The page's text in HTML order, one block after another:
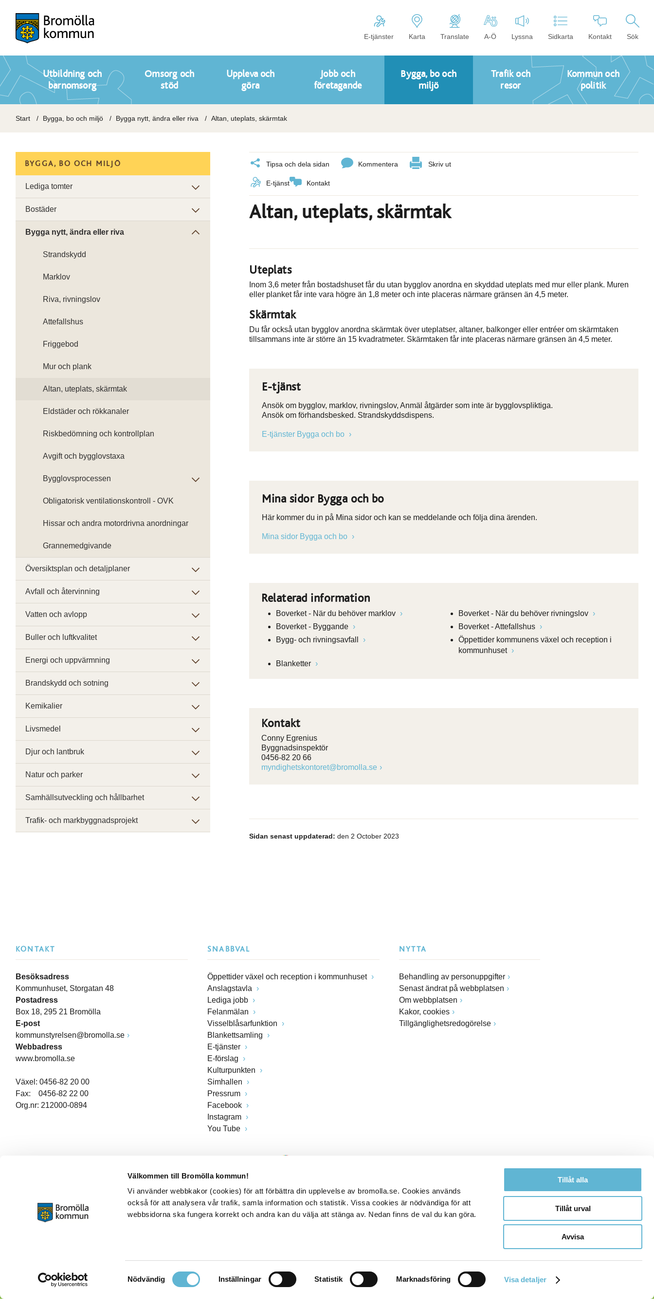
Välkommen till Bromölla kommun!
Vi använder webbkakor (cookies) för att förbättra din upplevelse av bromolla.se. Cookies används
också för att analysera vår trafik, samla information och statistik. Vissa cookies är nödvändiga för att
webbsidorna ska fungera korrekt och andra kan du välja att stänga av. Nedan finns de val du kan göra.
Samtyckesval
Nödvändig Inställningar Statistik Marknadsföring Visa detaljer
Tillåt alla
Tillåt urval
Avvisa
E-tjänster Karta Translate A-Ö Lyssna Sidkarta Kontakt Sök
Utbildning och
barnomsorg
Omsorg och
stöd
Uppleva och
göra
Jobb och
företagande
Bygga, bo och
miljö
Trafik och
resor
Kommun och
politik
Start Bygga, bo och miljö Bygga nytt, ändra eller riva Altan, uteplats, skärmtak
Tipsa och dela sidan Kommentera Skriv ut
E-tjänst Kontakt
Altan, uteplats, skärmtak
Uteplats
Inom 3,6 meter från bostadshuset får du utan bygglov anordna en skyddad uteplats med mur eller plank. Muren
eller planket får inte vara högre än 1,8 meter och inte placeras närmare gränsen än 4,5 meter.
Skärmtak
Du får också utan bygglov anordna skärmtak över uteplatser, altaner, balkonger eller entréer om skärmtaken
tillsammans inte är större än 15 kvadratmeter. Skärmtaken får inte placeras närmare gränsen än 4,5 meter.
E-tjänst
Ansök om bygglov, marklov, rivningslov, Anmäl åtgärder som inte är bygglovspliktiga.
Ansök om förhandsbesked. Strandskyddsdispens.
E-tjänster Bygga och bo
Mina sidor Bygga och bo
Här kommer du in på Mina sidor och kan se meddelande och följa dina ärenden.
Mina sidor Bygga och bo
Relaterad information
Boverket - När du behöver marklov
Boverket - När du behöver rivningslov
Boverket - Byggande
Boverket - Attefallshus
Bygg- och rivningsavfall
Öppettider kommunens växel och reception i
kommunhuset
Blanketter
Kontakt
Conny Egrenius
Byggnadsinspektör
0456-82 20 66
myndighetskontoret@bromolla.se
Sidan senast uppdaterad: den 2 October 2023
BYGGA, BO OCH MILJÖ
Lediga tomter
Bostäder
Bygga nytt, ändra eller riva
Strandskydd
Marklov
Riva, rivningslov
Attefallshus
Friggebod
Mur och plank
Altan, uteplats, skärmtak
Eldstäder och rökkanaler
Riskbedömning och kontrollplan
Avgift och bygglovstaxa
Bygglovsprocessen
Obligatorisk ventilationskontroll - OVK
Hissar och andra motordrivna anordningar
Grannemedgivande
Översiktsplan och detaljplaner
Avfall och återvinning
Vatten och avlopp
Buller och luftkvalitet
Energi och uppvärmning
Brandskydd och sotning
Kemikalier
Livsmedel
Djur och lantbruk
Natur och parker
Samhällsutveckling och hållbarhet
Trafik- och markbyggnadsprojekt
KONTAKT
Besöksadress
Kommunhuset, Storgatan 48
Postadress
Box 18, 295 21 Bromölla
E-post
kommunstyrelsen@bromolla.se
Webbadress
www.bromolla.se
Växel: 0456-82 20 00
Fax: 0456-82 22 00
Org.nr: 212000-0894
SNABBVAL
Öppettider växel och reception i kommunhuset
Anslagstavla
Lediga jobb
Felanmälan
Visselblåsarfunktion
Blankettsamling
E-tjänster
E-förslag
Kulturpunkten
Simhallen
Pressrum
Facebook
Instagram
You Tube
NYTTA
Behandling av personuppgifter
Senast ändrat på webbplatsen
Om webbplatsen
Kakor, cookies
Tillgänglighetsredogörelse